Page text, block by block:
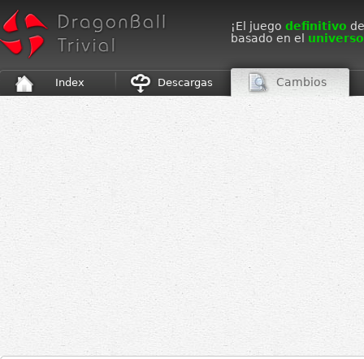
¡El juego definitivo
basado en el universo
Index Descargas Cambios